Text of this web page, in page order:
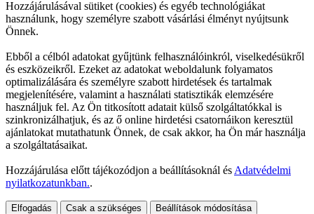
Hozzájárulásával sütiket (cookies) és egyéb technológiákat
használunk, hogy személyre szabott vásárlási élményt nyújtsunk
Önnek.
Ebből a célból adatokat gyűjtünk felhasználóinkról, viselkedésükről
és eszközeikről. Ezeket az adatokat weboldalunk folyamatos
optimalizálására és személyre szabott hirdetések és tartalmak
megjelenítésére, valamint a használati statisztikák elemzésére
használjuk fel. Az Ön titkosított adatait külső szolgáltatókkal is
szinkronizálhatjuk, és az ő online hirdetési csatornáikon keresztül
ajánlatokat mutathatunk Önnek, de csak akkor, ha Ön már használja
a szolgáltatásaikat.
Hozzájárulása előtt tájékozódjon a beállításoknál és Adatvédelmi
nyilatkozatunkban..
Elfogadás Csak a szükséges Beállítások módosítása